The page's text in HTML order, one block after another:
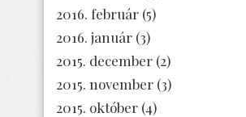
2016. február (5)
2016. január (3)
2015. december (2)
2015. november (3)
2015. október (4)